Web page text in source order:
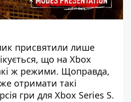
присвятили лише
що на Xbox
ж режими. Щоправда,
отримати такі
гри для Xbox Series S.